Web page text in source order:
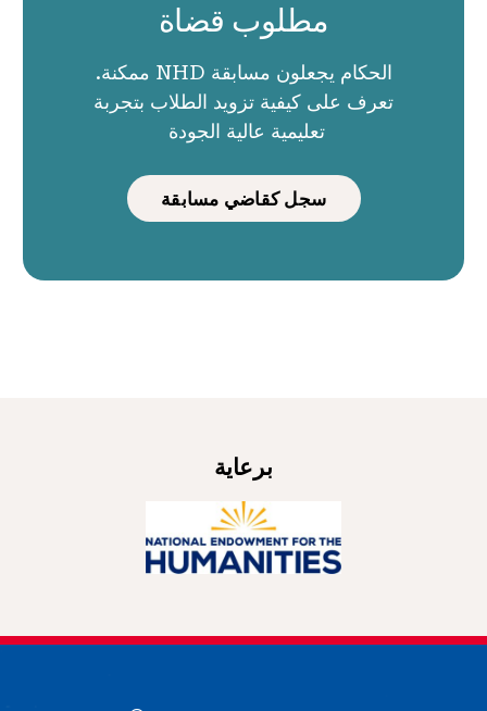
مطلوب قضاة
الحكام يجعلون مسابقة NHD ممكنة.
تعرف على كيفية تزويد الطلاب بتجربة
تعليمية عالية الجودة
سجل كقاضي مسابقة
برعاية